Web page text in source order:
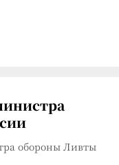
обороны Ливты